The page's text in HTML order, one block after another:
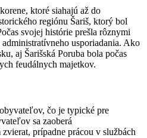
ktoré siahajú až do
regiónu Šariš, ktorý bol
svojej histórie prešla rôznymi
usporiadania. Ako
aj Šarišská Poruba bola počas
feudálnych majetkov.
čo je typické pre
sa zaoberá
prípadne prácou v službách